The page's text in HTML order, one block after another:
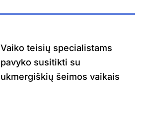
Vaiko teisių specialistams
pavyko susitikti su
ukmergiškių šeimos vaikais